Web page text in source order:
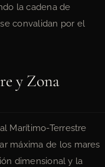
la cadena de
convalidan por el
y Zona
Marítimo-Terrestre
máxima de los mares
dimensional y la